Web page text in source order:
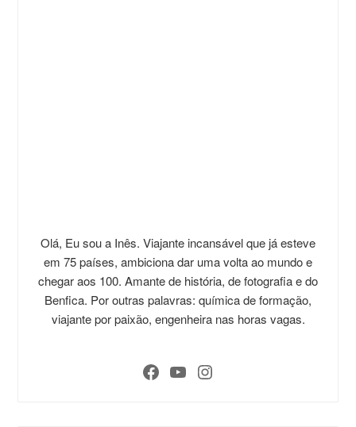
Olá, Eu sou a Inês. Viajante incansável que já esteve
em 75 países, ambiciona dar uma volta ao mundo e
chegar aos 100. Amante de história, de fotografia e do
Benfica. Por outras palavras: química de formação,
viajante por paixão, engenheira nas horas vagas.